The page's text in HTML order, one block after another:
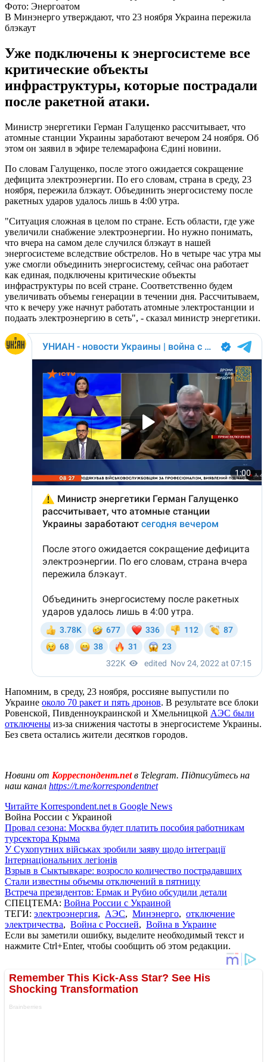
Фото: Энергоатом
В Минэнерго утверждают, что 23 ноября Украина пережила
блэкаут
Уже подключены к энергосистеме все
критические объекты
инфраструктуры, которые пострадали
после ракетной атаки.
Министр энергетики Герман Галущенко рассчитывает, что
атомные станции Украины заработают вечером 24 ноября. Об
этом он заявил в эфире телемарафона Єдині новини.
По словам Галущенко, после этого ожидается сокращение
дефицита электроэнергии. По его словам, страна в среду, 23
ноября, пережила блэкаут. Объединить энергосистему после
ракетных ударов удалось лишь в 4:00 утра.
"Ситуация сложная в целом по стране. Есть области, где уже
увеличили снабжение электроэнергии. Но нужно понимать,
что вчера на самом деле случился блэкаут в нашей
энергосистеме вследствие обстрелов. Но в четыре час утра мы
уже смогли объединить энергосистему, сейчас она работает
как единая, подключены критические объекты
инфраструктуры по всей стране. Соответственно будем
увеличивать объемы генерации в течении дня. Рассчитываем,
что к вечеру уже начнут работать атомные электростанции и
подаать электроэнергию в сеть", - сказал министр энергетики.
Напомним, в среду, 23 ноября, россияне выпустили по
Украине около 70 ракет и пять дронов. В результате все блоки
Ровенской, Пивденноукраинской и Хмельницкой АЭС были
отключены из-за снижения частоты в энергосистеме Украины.
Без света остались жители десятков городов.
Новини от Корреспондент.netв Telegram. Підписуйтесь на
наш канал https://t.me/korrespondentnet
Читайте Korrespondent.net в Google News
Война России с Украиной
Провал сезона: Москва будет платить пособия работникам
турсектора Крыма
У Сухопутних військах зробили заяву щодо інтеграції
Інтернаціональних легіонів
Взрыв в Сыктывкаре: возросло количество пострадавших
Стали известны объемы отключений в пятницу
Встреча президентов: Ермак и Рубио обсудили детали
СПЕЦТЕМА: Война России с Украиной
ТЕГИ: электроэнергия, АЭС, Минэнерго, отключение
электричества, Война с Россией, Война в Украине
Если вы заметили ошибку, выделите необходимый текст и
нажмите Ctrl+Enter, чтобы сообщить об этом редакции.